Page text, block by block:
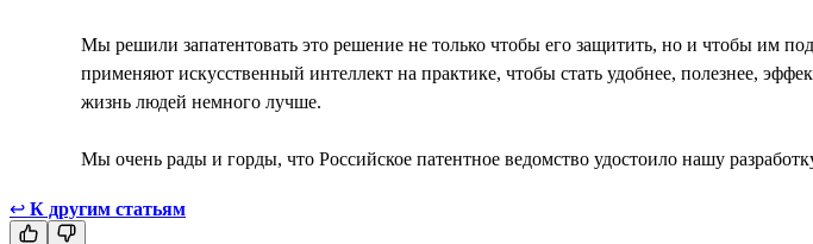
Мы решили запатентовать это решение не только чтобы его защитить, но и чтобы им
применяют искусственный интеллект на практике, чтобы стать удобнее, полезнее,
жизнь людей немного лучше.
Мы очень рады и горды, что Российское патентное ведомство удостоило нашу
↩ К другим статьям